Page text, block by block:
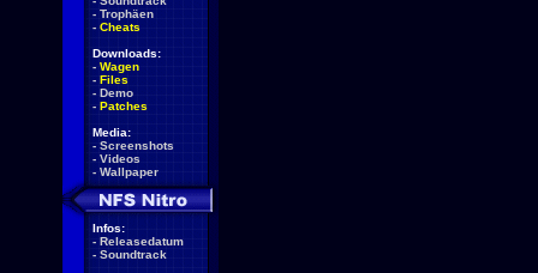
- Trophäen
- Cheats
Downloads:
- Wagen
- Files
- Demo
- Patches
Media:
- Screenshots
- Videos
- Wallpaper
Infos:
- Releasedatum
- Soundtrack